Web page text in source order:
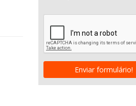
Enviar formulário!